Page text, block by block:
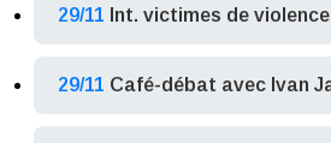
29/11 Int. victimes de
29/11 Café-débat avec Ivan